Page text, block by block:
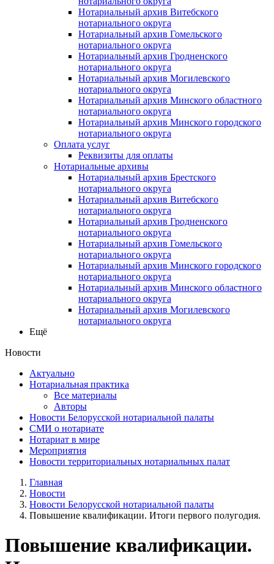
Нотариальный архив Витебского
нотариального округа
Нотариальный архив Гомельского
нотариального округа
Нотариальный архив Гродненского
нотариального округа
Нотариальный архив Могилевского
нотариального округа
Нотариальный архив Минского областного
нотариального округа
Нотариальный архив Минского городского
нотариального округа
Оплата услуг
Реквизиты для оплаты
Нотариальные архивы
Нотариальный архив Брестского
нотариального округа
Нотариальный архив Витебского
нотариального округа
Нотариальный архив Гродненского
нотариального округа
Нотариальный архив Гомельского
нотариального округа
Нотариальный архив Минского городского
нотариального округа
Нотариальный архив Минского областного
нотариального округа
Нотариальный архив Могилевского
нотариального округа
Ещё
Новости
Актуально
Нотариальная практика
Все материалы
Авторы
Новости Белорусской нотариальной палаты
СМИ о нотариате
Нотариат в мире
Мероприятия
Новости территориальных нотариальных палат
Главная
Новости
Новости Белорусской нотариальной палаты
Повышение квалификации. Итоги первого полугодия.
Повышение квалификации.